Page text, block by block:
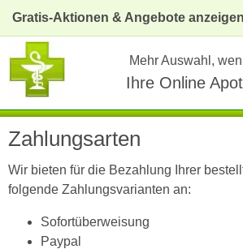
Gratis-Aktionen & Angebote anzeigen
Mehr Auswahl,
Ihre Online
Zahlungsarten
Wir bieten für die Bezahlung Ihrer
folgende Zahlungsvarianten an:
Sofortüberweisung
Paypal